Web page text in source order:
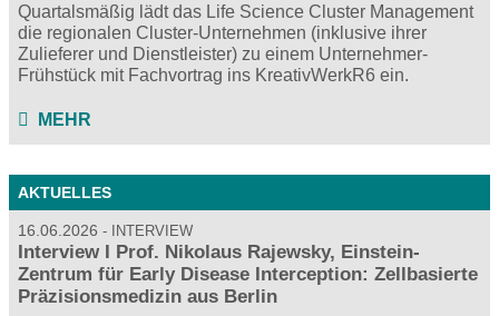
Quartalsmäßig lädt das Life Science Cluster Management
die regionalen Cluster-Unternehmen (inklusive ihrer
Zulieferer und Dienstleister) zu einem Unternehmer-
Frühstück mit Fachvortrag ins KreativWerkR6 ein.
MEHR
AKTUELLES
16.06.2026 INTERVIEW
Interview I Prof. Nikolaus Rajewsky, Einstein-
Zentrum für Early Disease Interception: Zellbasierte
Präzisionsmedizin aus Berlin